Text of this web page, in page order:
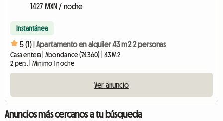
1427 MXN / noche
Instantánea
5 (1) | Apartamento en alquiler 43 m2 2 personas
Casa entera | Abondance (74360) | 43 M2
2 pers. | Mínimo 1 noche
Ver anuncio
Anuncios más cercanos a tu búsqueda